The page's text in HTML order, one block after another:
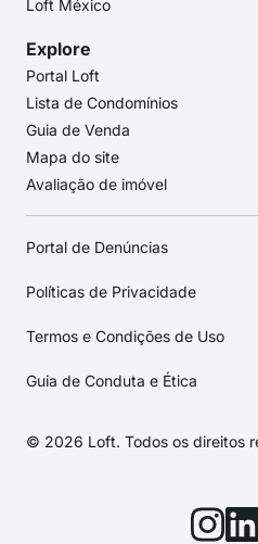
Loft México
Explore
Portal Loft
Lista de Condomínios
Guia de Venda
Mapa do site
Avaliação de imóvel
Portal de Denúncias
Políticas de Privacidade
Termos e Condições de Uso
Guia de Conduta e Ética
© 2026 Loft. Todos os direitos